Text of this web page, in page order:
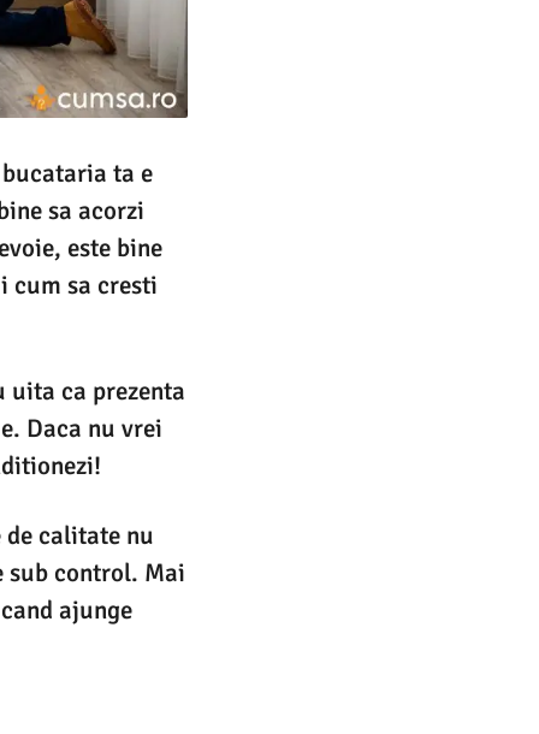
ta e
sa acorzi
este bine
cum sa cresti
uita ca prezenta
Daca nu vrei
calitate nu
control. Mai
ajunge